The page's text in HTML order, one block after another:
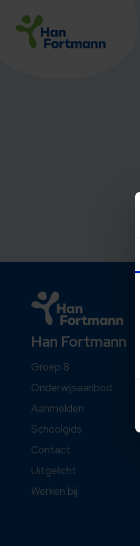
Han Fortmann
Groep 8
Onderwijsaanbod
Aanmelden
Schoolgids
Contact
Uitgelicht
Werken bij